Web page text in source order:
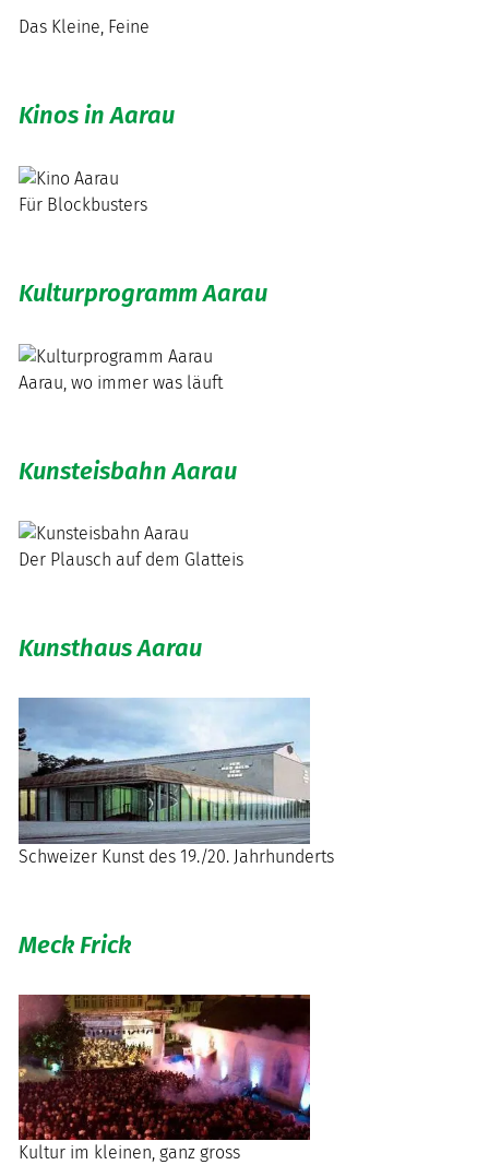
Das Kleine, Feine
Kinos in Aarau
Für Blockbusters
Kulturprogramm Aarau
Aarau, wo immer was läuft
Kunsteisbahn Aarau
Der Plausch auf dem Glatteis
Kunsthaus Aarau
Schweizer Kunst des 19./20. Jahrhunderts
Meck Frick
Kultur im kleinen, ganz gross